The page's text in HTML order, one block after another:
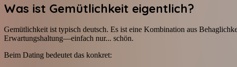
Was ist Gemütlichkeit eigentlich?
Gemütlichkeit ist typisch deutsch. Es ist eine Kombination aus
Erwartungshaltung—einfach nur... schön.
Beim Dating bedeutet das konkret: